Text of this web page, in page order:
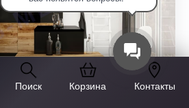
Поиск Корзина Контакты